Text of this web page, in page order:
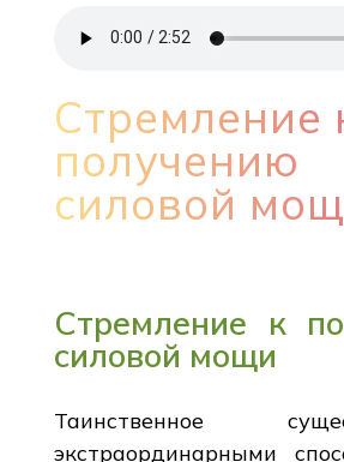
Стремление
получению
силовой
Стремление к
силовой мощи
Таинственное
экстраординарными